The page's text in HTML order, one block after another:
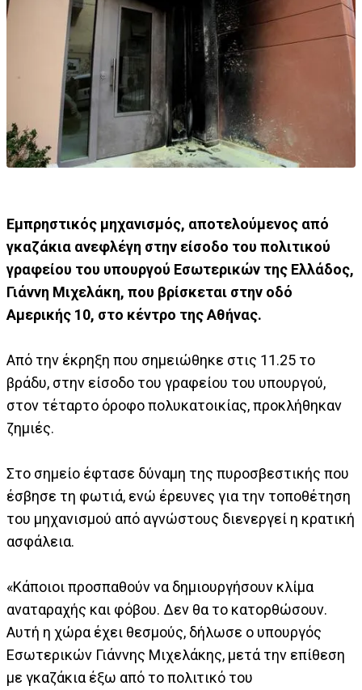
Εμπρηστικός μηχανισμός, αποτελούμενος από
γκαζάκια ανεφλέγη στην είσοδο του πολιτικού
γραφείου του υπουργού Εσωτερικών της Ελλάδος,
Γιάννη Μιχελάκη, που βρίσκεται στην οδό
Αμερικής 10, στο κέντρο της Αθήνας.
Από την έκρηξη που σημειώθηκε στις 11.25 το
βράδυ, στην είσοδο του γραφείου του υπουργού,
στον τέταρτο όροφο πολυκατοικίας, προκλήθηκαν
ζημιές.
Στο σημείο έφτασε δύναμη της πυροσβεστικής που
έσβησε τη φωτιά, ενώ έρευνες για την τοποθέτηση
του μηχανισμού από αγνώστους διενεργεί η κρατική
ασφάλεια.
«Κάποιοι προσπαθούν να δημιουργήσουν κλίμα
αναταραχής και φόβου. Δεν θα το κατορθώσουν.
Αυτή η χώρα έχει θεσμούς, δήλωσε ο υπουργός
Εσωτερικών Γιάννης Μιχελάκης, μετά την επίθεση
με γκαζάκια έξω από το πολιτικό του